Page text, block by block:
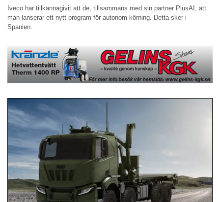
Iveco har tillkännagivit att de, tillsammans med sin partner PlusAI, att
man lanserar ett nytt program för autonom körning. Detta sker i
Spanien.